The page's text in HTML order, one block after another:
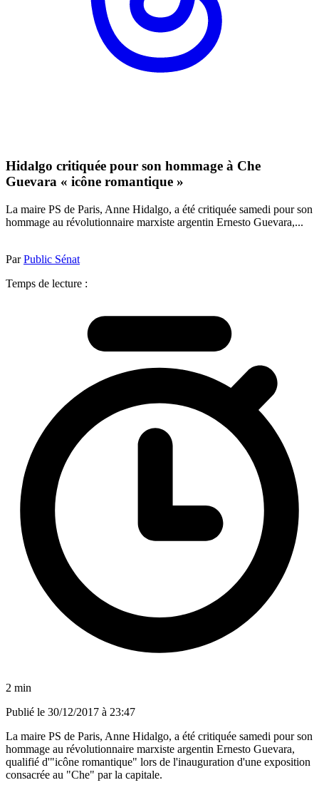
Hidalgo critiquée pour son hommage à Che
Guevara « icône romantique »
La maire PS de Paris, Anne Hidalgo, a été critiquée samedi pour son
hommage au révolutionnaire marxiste argentin Ernesto Guevara,...
ParPublic Sénat
Temps de lecture :
2 min
Publié le 30/12/2017 à 23:47
La maire PS de Paris, Anne Hidalgo, a été critiquée samedi pour son
hommage au révolutionnaire marxiste argentin Ernesto Guevara,
qualifié d'"icône romantique" lors de l'inauguration d'une exposition
consacrée au "Che" par la capitale.